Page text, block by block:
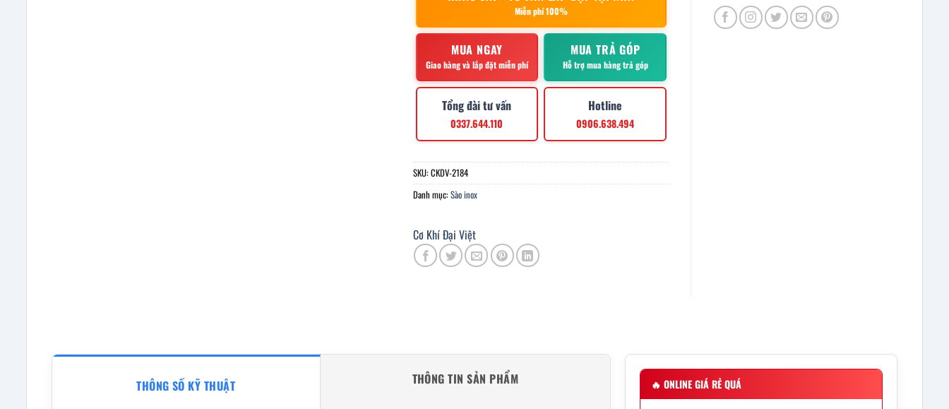
Miễn phí 100%
MUA NGAY
Giao hàng và lắp đặt miễn phí
MUA TRẢ GÓP
Hỗ trợ mua hàng trả góp
Tổng đài tư vấn
0337.644.110
Hotline
0906.638.494
SKU:CKDV-2184
Danh mục:Sào inox
Cơ Khí Đại Việt
THÔNG SỐ KỸ THUẬT THÔNG TIN SẢN PHẨM 🔥 ONLINE GIÁ RẺ QUÁ